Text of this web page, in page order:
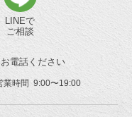
LINEで
ご相談
電話ください
業時間 9:00〜19:00